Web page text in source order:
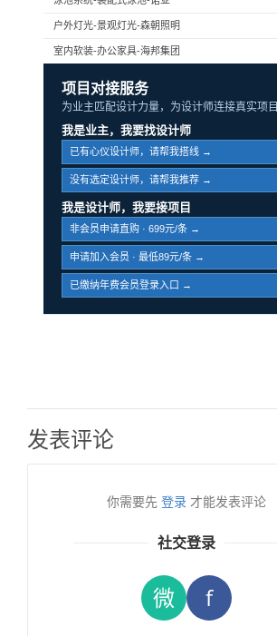
户外灯光-景观灯光-森朝照明
室内软装-办公家具-海邦集团
项目对接服务
为业主匹配设计力量，为设计师连接真实项目
我是业主，我要找设计师
已有心仪设计师，请帮我搭线 →
没有选定设计师，请帮我推荐 →
我是设计师，我要接项目
非会员申请直购 · 699元/条 →
申请加入会员 · 最低89元/条 →
已缴纳年费会员登录入口 →
发表评论
你需要先 登录 才能发表评论
社交登录
微 f